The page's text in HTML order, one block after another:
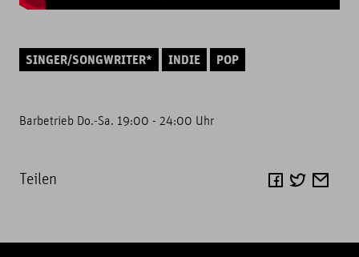
SINGER/SONGWRITER* INDIE POP
Barbetrieb Do.-Sa. 19:00 - 24:00 Uhr
Teilen